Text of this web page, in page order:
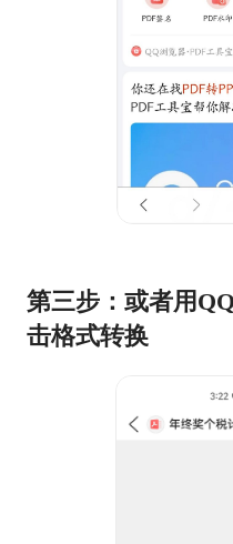
第三步：或者用
击格式转换